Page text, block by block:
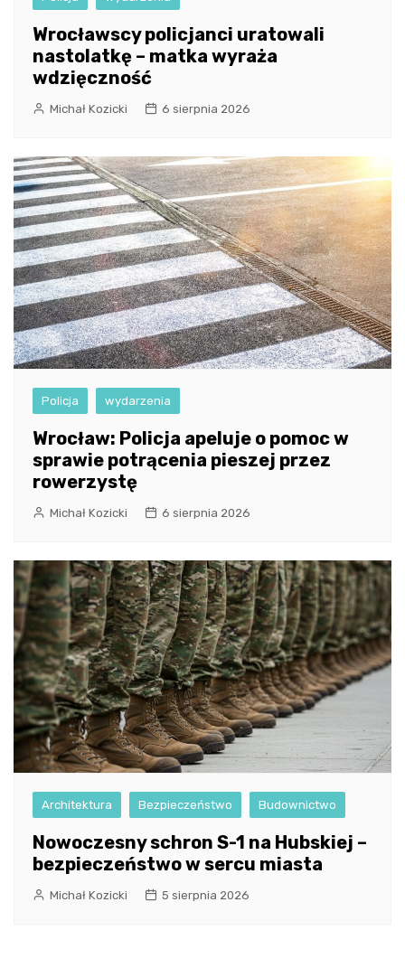
Wrocławscy policjanci uratowali
nastolatkę – matka wyraża
wdzięczność
Michał Kozicki 6 sierpnia 2026
Policja wydarzenia
Wrocław: Policja apeluje o pomoc w
sprawie potrącenia pieszej przez
rowerzystę
Michał Kozicki 6 sierpnia 2026
Architektura Bezpieczeństwo Budownictwo
Nowoczesny schron S-1 na Hubskiej –
bezpieczeństwo w sercu miasta
Michał Kozicki 5 sierpnia 2026